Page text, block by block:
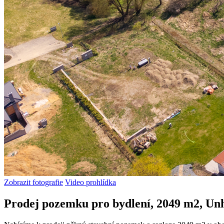
Zobrazit fotografie Video prohlídka
Prodej pozemku pro bydlení, 2049 m2,